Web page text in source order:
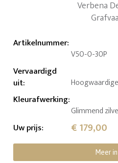
Artikelnummer:
V50-0-30P
Vervaardigd
uit:
Kleurafwerking:
Glimmend
Uw prijs: € 179,00
Meer